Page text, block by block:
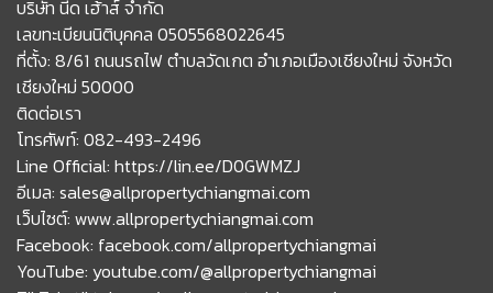
บริษัท นีด เฮ้าส์ จำกัด
เลขทะเบียนนิติบุคคล 0505568022645
ที่ตั้ง: 8/61 ถนนรถไฟ ตำบลวัดเกต อำเภอเมืองเชียงใหม่ จังหวัด
เชียงใหม่ 50000
ติดต่อเรา
โทรศัพท์: 082-493-2496
Line Official: https://lin.ee/D0GWMZJ
อีเมล: sales@allpropertychiangmai.com
เว็บไซต์: www.allpropertychiangmai.com
Facebook: facebook.com/allpropertychiangmai
YouTube: youtube.com/@allpropertychiangmai